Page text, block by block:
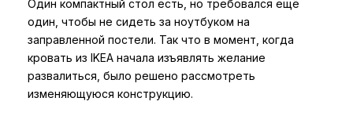
Один компактный стол есть, но требовался ещё
один, чтобы не сидеть за ноутбуком на
заправленной постели. Так что в момент, когда
кровать из IKEA начала изъявлять желание
развалиться, было решено рассмотреть
изменяющуюся конструкцию.